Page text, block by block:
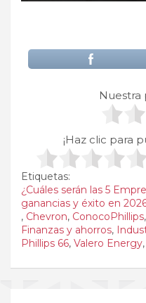
Nuestra
¡Haz clic para
Etiquetas:
¿Cuáles serán las 5
ganancias y éxito en
, Chevron, ConocoPhillips,
Finanzas y ahorros,
Phillips 66, Valero Energy,